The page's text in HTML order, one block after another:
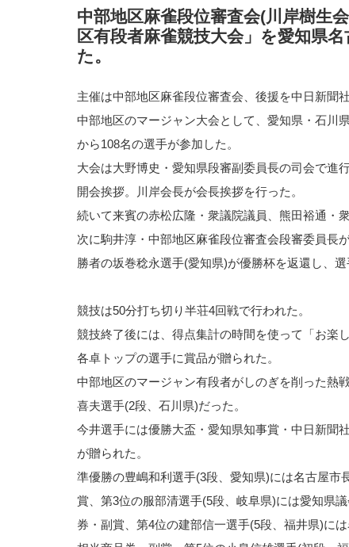
中部地区麻雀段位審査会(川岸樹生
区有段者麻雀競技大会」を愛知県
た。
主催は中部地区麻雀段位審査会、後援を中日新聞
中部地区のマージャン大会として、愛知県・石川
から108名の選手が参加した。
大会は大野博史・愛知県段審副委員長の司会で進
開会挨拶。川岸会長が会長挨拶を行った。
続いて来賓の赤松広隆・衆議院議員、熊田裕通・
次に駒井淳・中部地区麻雀段位審査会段審委員長
勝者の坂巻稔永選手(愛知県)が優勝杯を返還し、選
競技は50分打ち切り半荘4回戦で行われた。
競技終了後には、得点集計の時間を使って「お楽
各卓トップの選手に賞品が贈られた。
中部地区のマージャン有段者がしのぎを削った熱
喜夫選手(2段、石川県)だった。
今井選手には優勝大盃・愛知県知事賞・中日新聞
が贈られた。
準優勝の豊嶋和利選手(3段、愛知県)には名古屋市
賞、第3位の服部清選手(5段、岐阜県)には愛知県
券・副賞、第4位の建部信一選手(5段、福井県)に